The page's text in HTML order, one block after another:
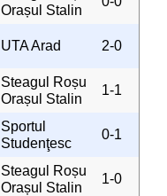
Orașul Stalin
UTA Arad 2-0
Steagul Roșu
Orașul Stalin
1-1
Sportul
Studenţesc
0-1
Steagul Roșu
Orașul Stalin
1-0